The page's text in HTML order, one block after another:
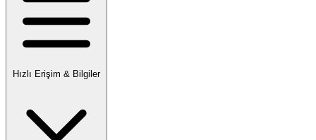
Hızlı Erişim & Bilgiler